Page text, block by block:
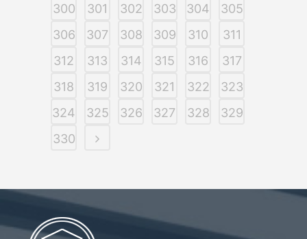
300
301 302 303 304
305
306
307 308 309 310
311
312
313 314 315 316
317
318
319 320 321 322
323
324
325 326 327 328
329
330